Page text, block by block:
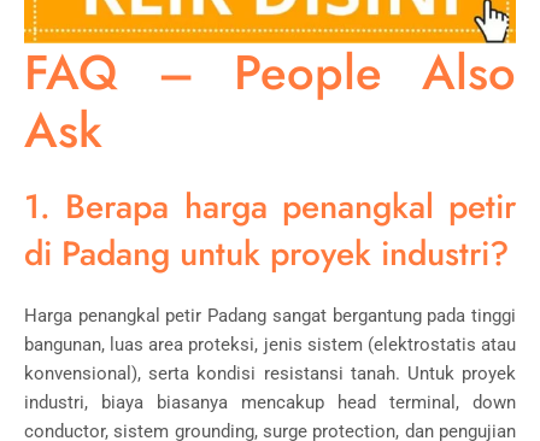
FAQ – People Also
Ask
1. Berapa harga penangkal petir
di Padang untuk proyek industri?
Harga penangkal petir Padang sangat bergantung pada tinggi
bangunan, luas area proteksi, jenis sistem (elektrostatis atau
konvensional), serta kondisi resistansi tanah. Untuk proyek
industri, biaya biasanya mencakup head terminal, down
conductor, sistem grounding, surge protection, dan pengujian